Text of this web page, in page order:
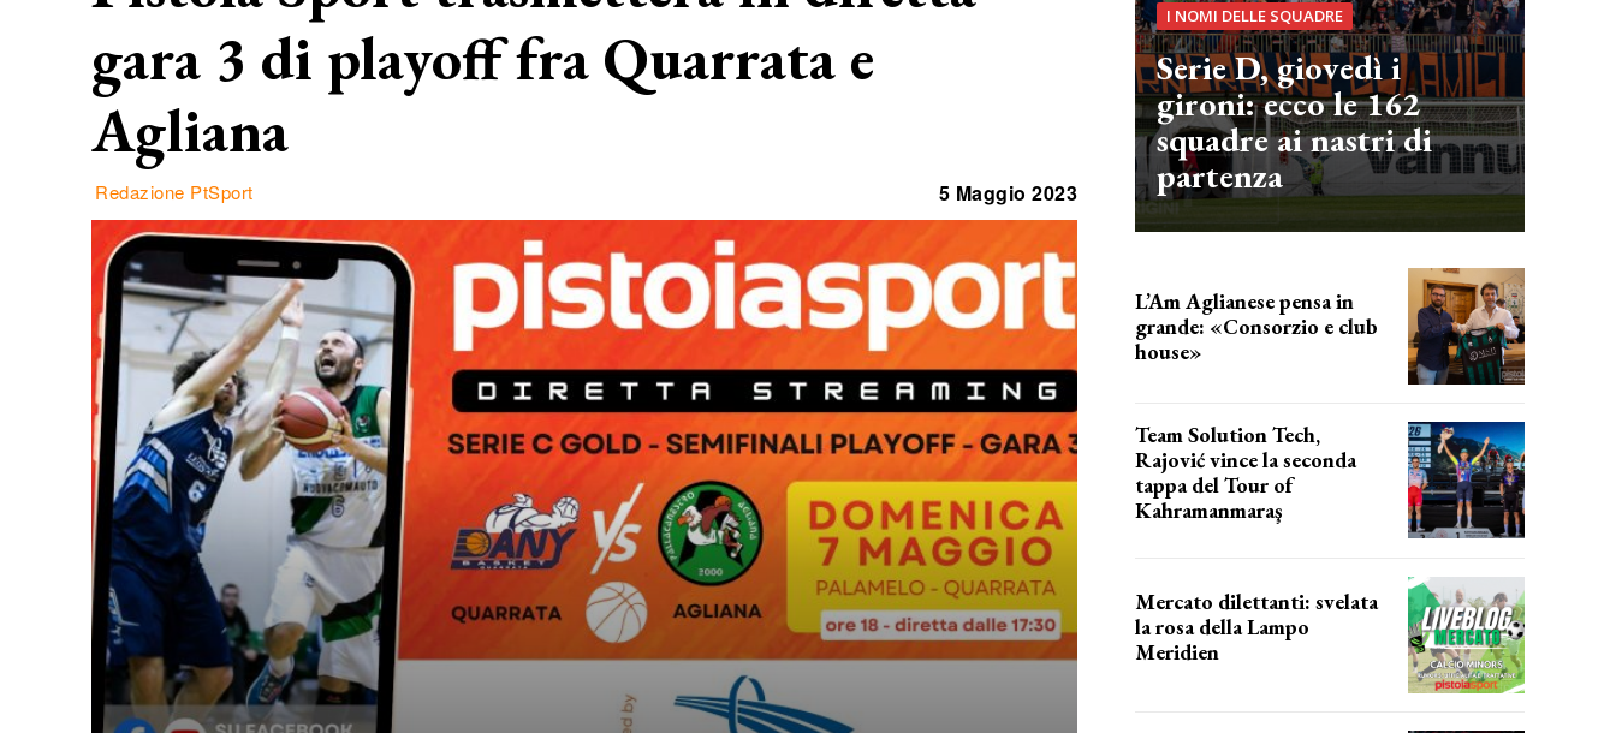
gara 3 di playoff fra Quarrata e
Agliana
Redazione PtSport 5 Maggio 2023
I NOMI DELLE SQUADRE
Serie D, giovedì i
gironi: ecco le 162
squadre ai nastri di
partenza
L’Am Aglianese pensa in
grande: «Consorzio e club
house»
Team Solution Tech,
Rajović vince la seconda
tappa del Tour of
Kahramanmaraş
Mercato dilettanti: svelata
la rosa della Lampo
Meridien